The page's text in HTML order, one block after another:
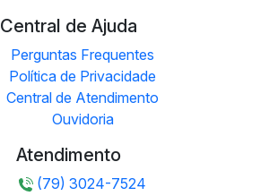
Central de Ajuda
Perguntas Frequentes
Política de Privacidade
Central de Atendimento
Ouvidoria
Atendimento
(79) 3024-7524